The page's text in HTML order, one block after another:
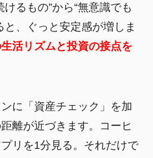
るもの”から“無意識でも
と、ぐっと安定感が増しま
生活リズムと投資の接点を
に「資産チェック」を加
離が近づきます。コーヒ
リを1分見る。それだけで